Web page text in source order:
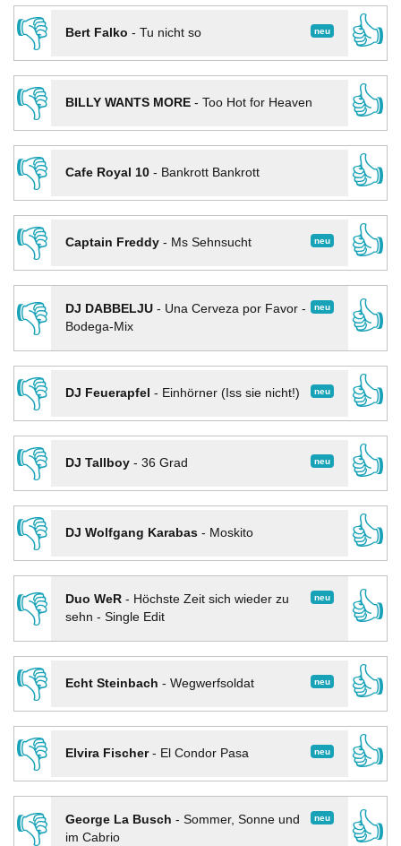
👎
neu
Bert Falko - Tu nicht so
👍
👎
BILLY WANTS MORE- Too Hot for Heaven
👍
👎
Cafe Royal 10- Bankrott Bankrott
👍
👎
neu
Captain Freddy- Ms Sehnsucht
👍
👎
neu
DJ DABBELJU- Una Cerveza por Favor -
Bodega-Mix
👍
👎
neu
DJ Feuerapfel - Einhörner (Iss sie nicht!)
👍
👎
neu
DJ Tallboy- 36 Grad
👍
👎
DJ Wolfgang Karabas- Moskito
👍
👎
neu
Duo WeR- Höchste Zeit sich wieder zu
sehn - Single Edit
👍
👎
neu
Echt Steinbach - Wegwerfsoldat
👍
👎
neu
Elvira Fischer- El Condor Pasa
👍
👎
neu
George La Busch - Sommer, Sonne und
im Cabrio
👍